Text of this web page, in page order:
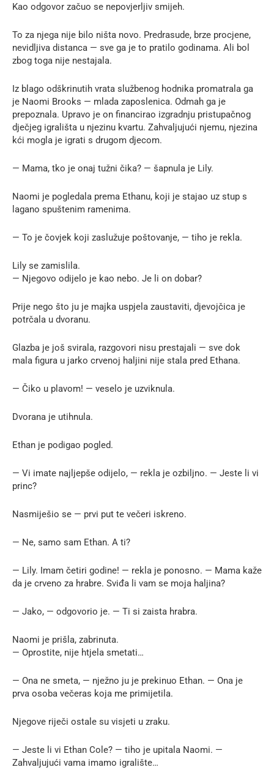
Kao odgovor začuo se nepovjerljiv smijeh.
To za njega nije bilo ništa novo. Predrasude, brze procjene,
nevidljiva distanca — sve ga je to pratilo godinama. Ali bol
zbog toga nije nestajala.
Iz blago odškrinutih vrata službenog hodnika promatrala ga
je Naomi Brooks — mlada zaposlenica. Odmah ga je
prepoznala. Upravo je on financirao izgradnju pristupačnog
dječjeg igrališta u njezinu kvartu. Zahvaljujući njemu, njezina
kći mogla je igrati s drugom djecom.
— Mama, tko je onaj tužni čika? — šapnula je Lily.
Naomi je pogledala prema Ethanu, koji je stajao uz stup s
lagano spuštenim ramenima.
— To je čovjek koji zaslužuje poštovanje, — tiho je rekla.
Lily se zamislila.
— Njegovo odijelo je kao nebo. Je li on dobar?
Prije nego što ju je majka uspjela zaustaviti, djevojčica je
potrčala u dvoranu.
Glazba je još svirala, razgovori nisu prestajali — sve dok
mala figura u jarko crvenoj haljini nije stala pred Ethana.
— Čiko u plavom! — veselo je uzviknula.
Dvorana je utihnula.
Ethan je podigao pogled.
— Vi imate najljepše odijelo, — rekla je ozbiljno. — Jeste li vi
princ?
Nasmiješio se — prvi put te večeri iskreno.
— Ne, samo sam Ethan. A ti?
— Lily. Imam četiri godine! — rekla je ponosno. — Mama kaže
da je crveno za hrabre. Sviđa li vam se moja haljina?
— Jako, — odgovorio je. — Ti si zaista hrabra.
Naomi je prišla, zabrinuta.
— Oprostite, nije htjela smetati…
— Ona ne smeta, — nježno ju je prekinuo Ethan. — Ona je
prva osoba večeras koja me primijetila.
Njegove riječi ostale su visjeti u zraku.
— Jeste li vi Ethan Cole? — tiho je upitala Naomi. —
Zahvaljujući vama imamo igralište…